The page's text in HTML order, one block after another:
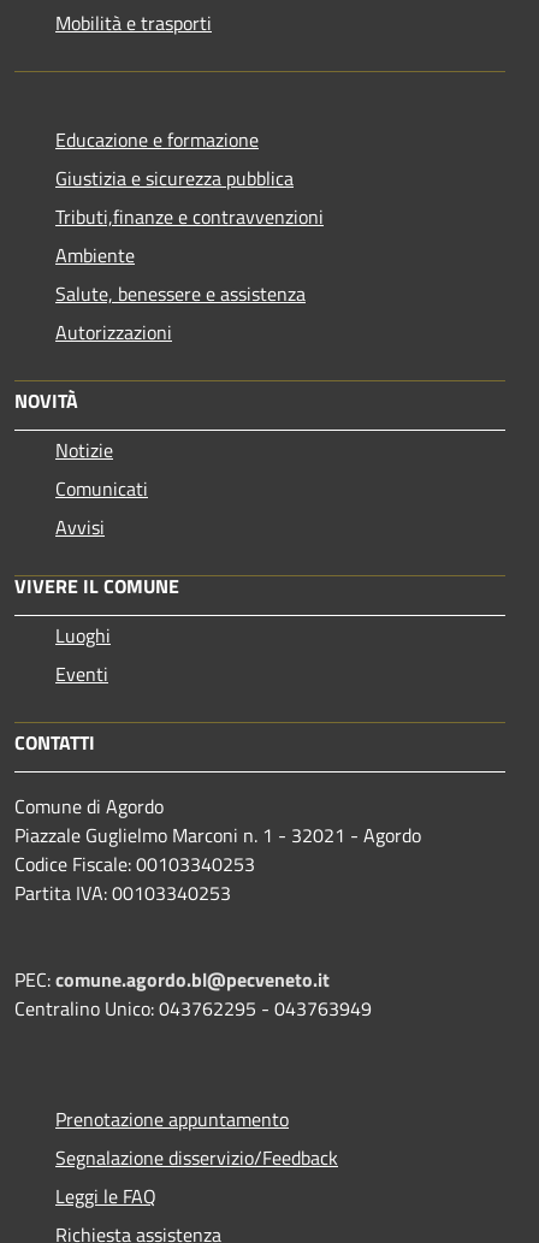
Mobilità e trasporti
Educazione e formazione
Giustizia e sicurezza pubblica
Tributi,finanze e contravvenzioni
Ambiente
Salute, benessere e assistenza
Autorizzazioni
NOVITÀ
Notizie
Comunicati
Avvisi
VIVERE IL COMUNE
Luoghi
Eventi
CONTATTI
Comune di Agordo
Piazzale Guglielmo Marconi n. 1 - 32021 - Agordo
Codice Fiscale: 00103340253
Partita IVA: 00103340253
PEC:comune.agordo.bl@pecveneto.it
Centralino Unico: 043762295 - 043763949
Prenotazione appuntamento
Segnalazione disservizio/Feedback
Leggi le FAQ
Richiesta assistenza